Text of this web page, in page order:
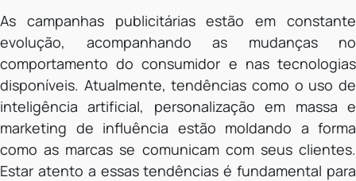
As campanhas publicitárias estão em constante
evolução, acompanhando as mudanças no
comportamento do consumidor e nas tecnologias
disponíveis. Atualmente, tendências como o uso de
inteligência artificial, personalização em massa e
marketing de influência estão moldando a forma
como as marcas se comunicam com seus clientes.
Estar atento a essas tendências é fundamental para